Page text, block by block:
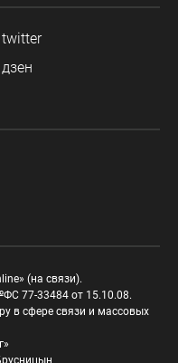
twitter
дзен
(на связи).
77-33484 от 15.10.08.
в сфере связи и массовых